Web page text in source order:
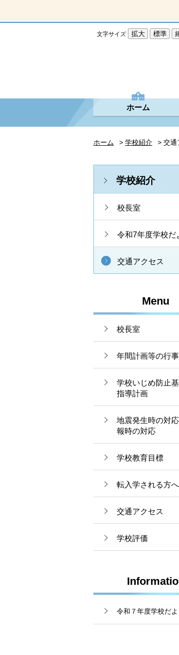
文字サイズ 拡大 標準
ホーム
ホーム > 学校紹介
> 交通
学校紹介
校長室
令和7年度学校だ
交通アクセス
Menu
校長室
年間計画等の行
学校いじめ防止基
指導計画
地震発生時の対
報時の対応
学校教育目標
転入学される方へ
交通アクセス
学校評価
令和７年度学校だよ